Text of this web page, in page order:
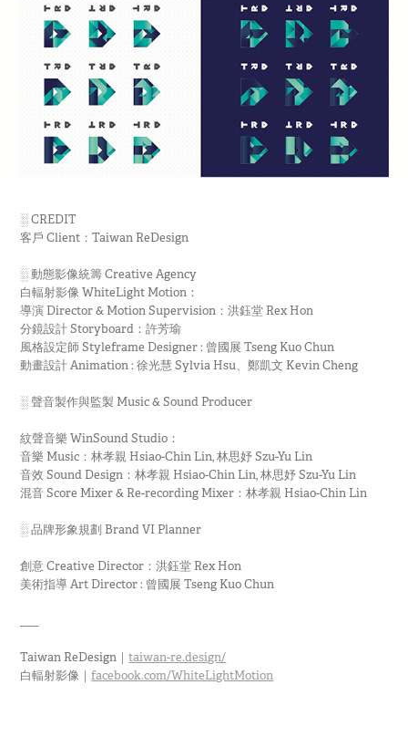
░ CREDIT
客戶 Client：Taiwan ReDesign
░ 動態影像統籌 Creative Agency
白輻射影像 WhiteLight Motion：
導演 Director & Motion Supervision：洪鈺堂 Rex Hon
分鏡設計 Storyboard：許芳瑜
風格設定師 Styleframe Designer : 曾國展 Tseng Kuo Chun
動畫設計 Animation : 徐光慧 Sylvia Hsu、鄭凱文 Kevin Cheng
░ 聲音製作與監製 Music & Sound Producer
紋聲音樂 WinSound Studio：
音樂 Music：林孝親 Hsiao-Chin Lin, 林思妤 Szu-Yu Lin
音效 Sound Design：林孝親 Hsiao-Chin Lin, 林思妤 Szu-Yu Lin
混音 Score Mixer & Re-recording Mixer：林孝親 Hsiao-Chin Lin
░ 品牌形象規劃 Brand VI Planner
創意 Creative Director：洪鈺堂 Rex Hon
美術指導 Art Director : 曾國展 Tseng Kuo Chun
Taiwan ReDesign｜taiwan-re.design/
白輻射影像｜facebook.com/WhiteLightMotion